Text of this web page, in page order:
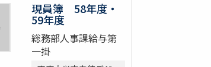
現員簿 58年度・
59年度
総務部人事課給与第
一掛